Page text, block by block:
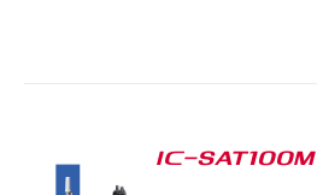
IC-SAT100M